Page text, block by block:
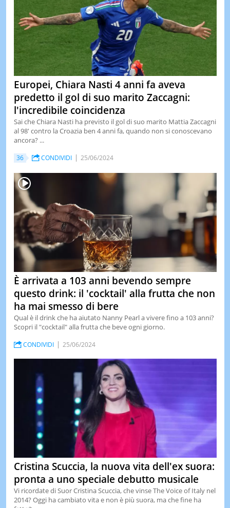
Europei, Chiara Nasti 4 anni fa aveva
predetto il gol di suo marito Zaccagni:
l'incredibile coincidenza
Sai che Chiara Nasti ha previsto il gol di suo marito Mattia Zaccagni
al 98' contro la Croazia ben 4 anni fa, quando non si conoscevano
ancora? ...
36 CONDIVIDI 25/06/2024
È arrivata a 103 anni bevendo sempre
questo drink: il 'cocktail' alla frutta che non
ha mai smesso di bere
Qual è il drink che ha aiutato Nanny Pearl a vivere fino a 103 anni?
Scopri il "cocktail" alla frutta che beve ogni giorno.
CONDIVIDI 25/06/2024
Cristina Scuccia, la nuova vita dell'ex suora:
pronta a uno speciale debutto musicale
Vi ricordate di Suor Cristina Scuccia, che vinse The Voice of Italy nel
2014? Oggi ha cambiato vita e non è più suora, ma che fine ha